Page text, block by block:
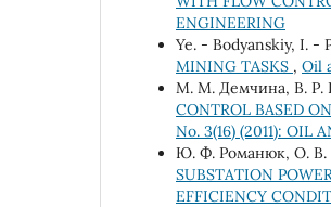
ENGINEERING
Ye. - Bodyanskiy, I. -
MINING TASKS , Oil
М. М. Демчина, В. Р.
CONTROL BASED
No. 3(16) (2011): OIL
Ю. Ф. Романюк, О. В.
SUBSTATION
EFFICIENCY